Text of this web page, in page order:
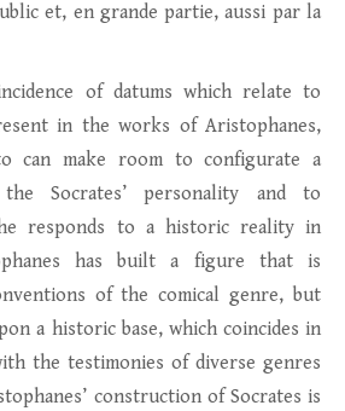
et, en grande partie, aussi par la
of datums which relate to
in the works of Aristophanes,
can make room to configurate a
Socrates’ personality and to
responds to a historic reality in
has built a figure that is
of the comical genre, but
a historic base, which coincides in
the testimonies of diverse genres
construction of Socrates is